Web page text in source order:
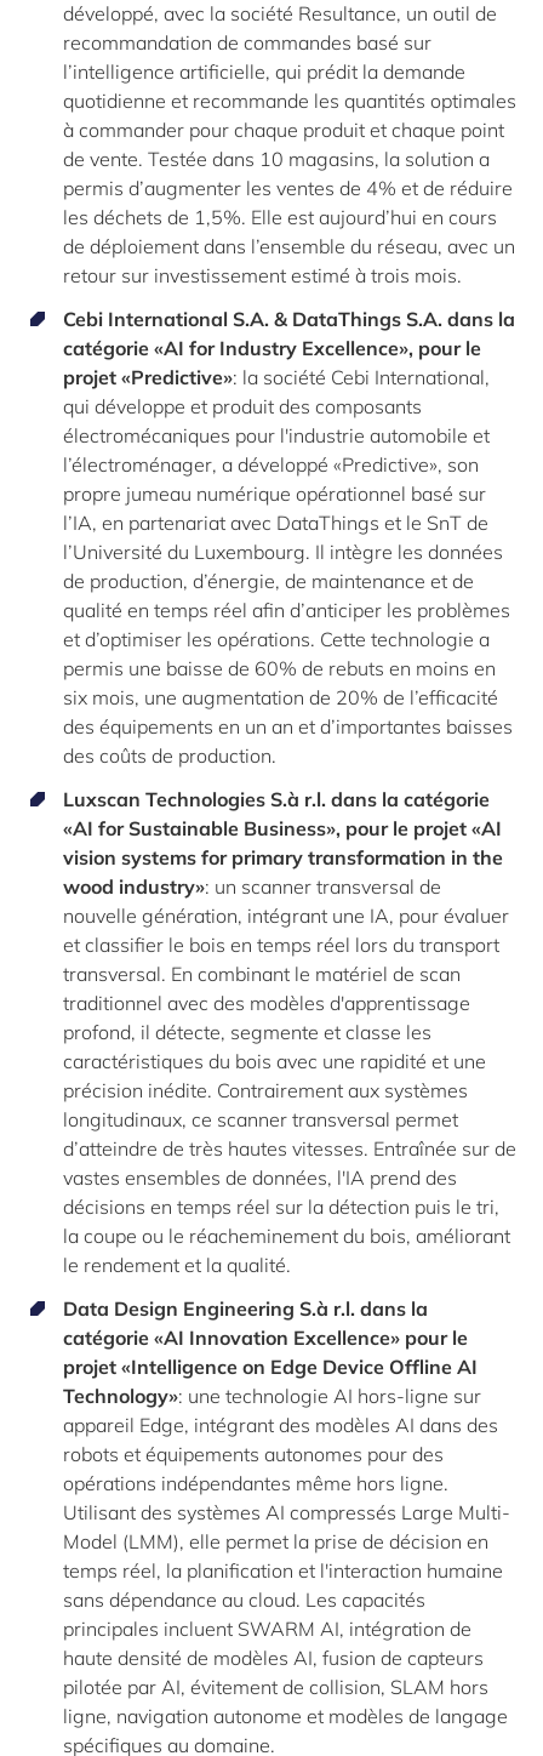
développé, avec la société Resultance, un outil de
recommandation de commandes basé sur
l’intelligence artificielle, qui prédit la demande
quotidienne et recommande les quantités optimales
à commander pour chaque produit et chaque point
de vente. Testée dans 10 magasins, la solution a
permis d’augmenter les ventes de 4% et de réduire
les déchets de 1,5%. Elle est aujourd’hui en cours
de déploiement dans l’ensemble du réseau, avec un
retour sur investissement estimé à trois mois.
Cebi International S.A. & DataThings S.A. dans la
catégorie «AI for Industry Excellence», pour le
projet «Predictive»: la société Cebi International,
qui développe et produit des composants
électromécaniques pour l'industrie automobile et
l’électroménager, a développé «Predictive», son
propre jumeau numérique opérationnel basé sur
l’IA, en partenariat avec DataThings et le SnT de
l’Université du Luxembourg. Il intègre les données
de production, d’énergie, de maintenance et de
qualité en temps réel afin d’anticiper les problèmes
et d’optimiser les opérations. Cette technologie a
permis une baisse de 60% de rebuts en moins en
six mois, une augmentation de 20% de l’efficacité
des équipements en un an et d’importantes baisses
des coûts de production.
Luxscan Technologies S.à r.l. dans la catégorie
«AI for Sustainable Business», pour le projet «AI
vision systems for primary transformation in the
wood industry»: un scanner transversal de
nouvelle génération, intégrant une IA, pour évaluer
et classifier le bois en temps réel lors du transport
transversal. En combinant le matériel de scan
traditionnel avec des modèles d'apprentissage
profond, il détecte, segmente et classe les
caractéristiques du bois avec une rapidité et une
précision inédite. Contrairement aux systèmes
longitudinaux, ce scanner transversal permet
d’atteindre de très hautes vitesses. Entraînée sur de
vastes ensembles de données, l'IA prend des
décisions en temps réel sur la détection puis le tri,
la coupe ou le réacheminement du bois, améliorant
le rendement et la qualité.
Data Design Engineering S.à r.l. dans la
catégorie «AI Innovation Excellence» pour le
projet «Intelligence on Edge Device Offline AI
Technology»: une technologie AI hors-ligne sur
appareil Edge, intégrant des modèles AI dans des
robots et équipements autonomes pour des
opérations indépendantes même hors ligne.
Utilisant des systèmes AI compressés Large Multi-
Model (LMM), elle permet la prise de décision en
temps réel, la planification et l'interaction humaine
sans dépendance au cloud. Les capacités
principales incluent SWARM AI, intégration de
haute densité de modèles AI, fusion de capteurs
pilotée par AI, évitement de collision, SLAM hors
ligne, navigation autonome et modèles de langage
spécifiques au domaine.